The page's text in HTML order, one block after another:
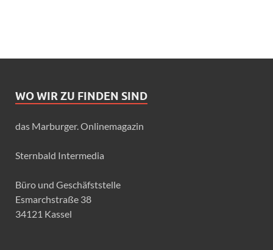
WO WIR ZU FINDEN SIND
das Marburger. Onlinemagazin
Sternbald Intermedia
Büro und Geschäfststelle
Esmarchstraße 38
34121 Kassel